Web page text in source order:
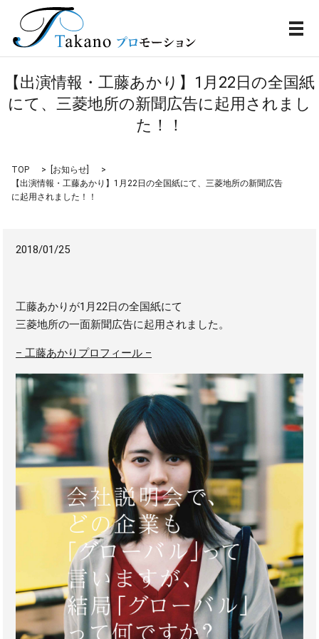
メ
【出演情報・工藤あかり】1月22日の全国紙
にて、三菱地所の新聞広告に起用されまし
た！！
TOP お知らせ
【出演情報・工藤あかり】1月22日の全国紙にて、三菱地所の新聞広告
に起用されました！！
2018/01/25
工藤あかりが1月22日の全国紙にて
三菱地所の一面新聞広告に起用されました。
– 工藤あかりプロフィール –